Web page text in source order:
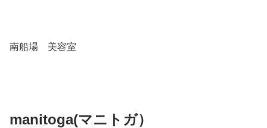
南船場 美容室
manitoga(マニトガ）